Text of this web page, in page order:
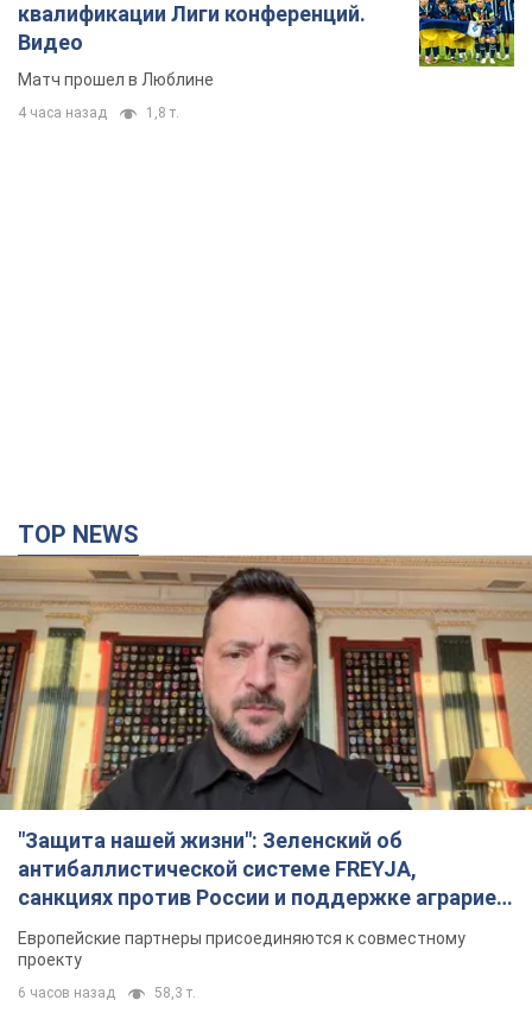
квалификации Лиги конференций.
Видео
Матч прошел в Люблине
4 часа назад 1,8 т.
TOP NEWS
"Защита нашей жизни": Зеленский об
антибаллистической системе FREYJA,
санкциях против России и поддержке аграриев.
Видео
Европейские партнеры присоединяются к совместному
проекту
6 часов назад 58,3 т.